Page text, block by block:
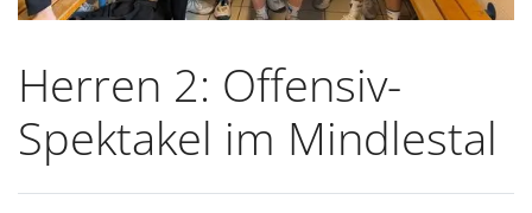
Herren 2: Offensiv-
Spektakel im Mindlestal